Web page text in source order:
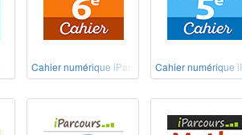
Cahier numérique iParcours Maths 6e
Cahier numérique